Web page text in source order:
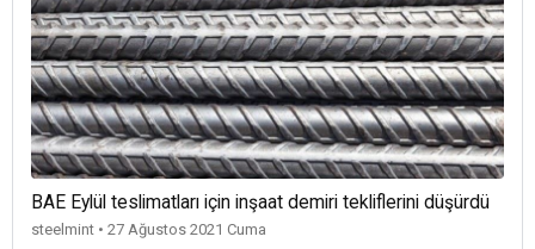
BAE Eylül teslimatları için inşaat demiri tekliflerini düşürdü
steelmint • 27 Ağustos 2021 Cuma